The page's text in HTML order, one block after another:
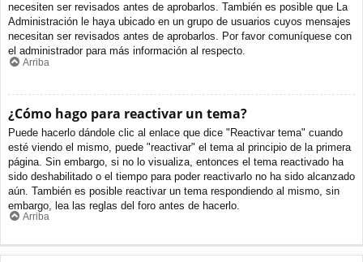
necesiten ser revisados antes de aprobarlos. También es posible que La
Administración le haya ubicado en un grupo de usuarios cuyos mensajes
necesitan ser revisados antes de aprobarlos. Por favor comuníquese con
el administrador para más información al respecto.
Arriba
¿Cómo hago para reactivar un tema?
Puede hacerlo dándole clic al enlace que dice "Reactivar tema" cuando
esté viendo el mismo, puede "reactivar" el tema al principio de la primera
página. Sin embargo, si no lo visualiza, entonces el tema reactivado ha
sido deshabilitado o el tiempo para poder reactivarlo no ha sido alcanzado
aún. También es posible reactivar un tema respondiendo al mismo, sin
embargo, lea las reglas del foro antes de hacerlo.
Arriba